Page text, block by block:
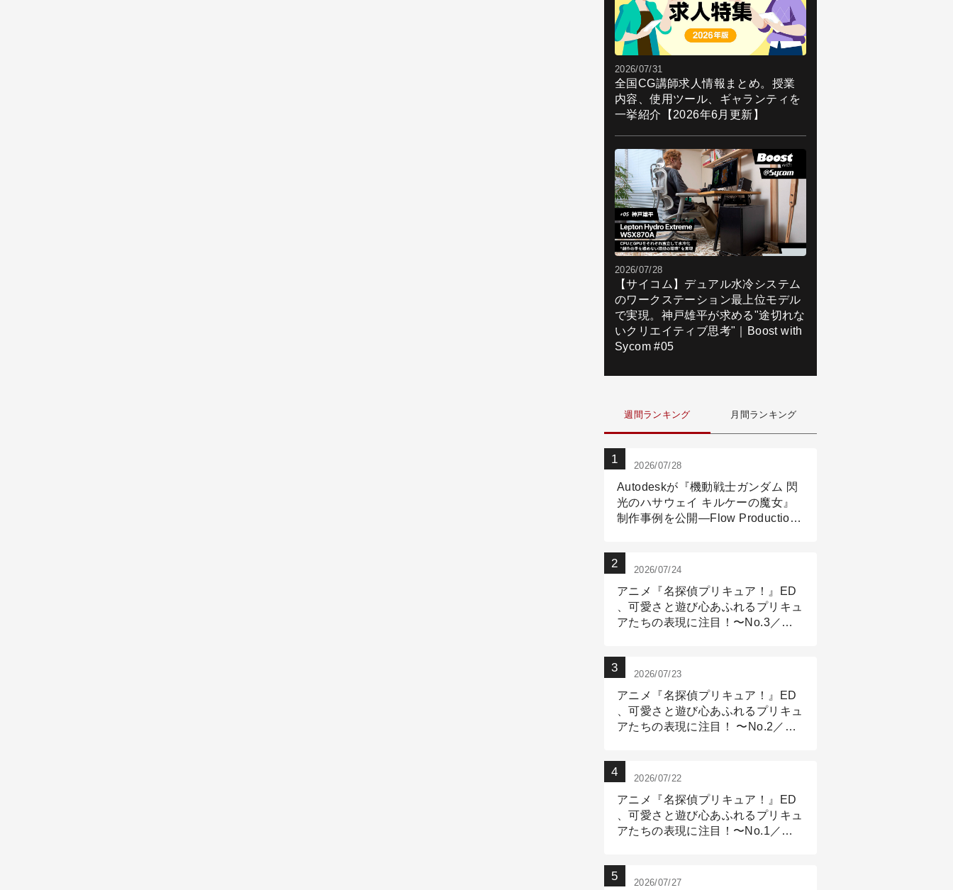
2026/07/31
全国CG講師求人情報まとめ。授業
内容、使用ツール、ギャランティを
一挙紹介【2026年6月更新】
2026/07/28
【サイコム】デュアル水冷システム
のワークステーション最上位モデル
で実現。神戸雄平が求める"途切れな
いクリエイティブ思考"｜Boost with
Sycom #05
週間ランキング 月間ランキング
2026/07/28
Autodeskが『機動戦士ガンダム 閃
光のハサウェイ キルケーの魔女』
制作事例を公開―Flow Production
2026/07/24
アニメ『名探偵プリキュア！』ED
、可愛さと遊び心あふれるプリキュ
アたちの表現に注目！〜No.3／ア
2026/07/23
アニメ『名探偵プリキュア！』ED
、可愛さと遊び心あふれるプリキュ
アたちの表現に注目！ 〜No.2／モ
2026/07/22
アニメ『名探偵プリキュア！』ED
、可愛さと遊び心あふれるプリキュ
アたちの表現に注目！〜No.1／演
2026/07/27